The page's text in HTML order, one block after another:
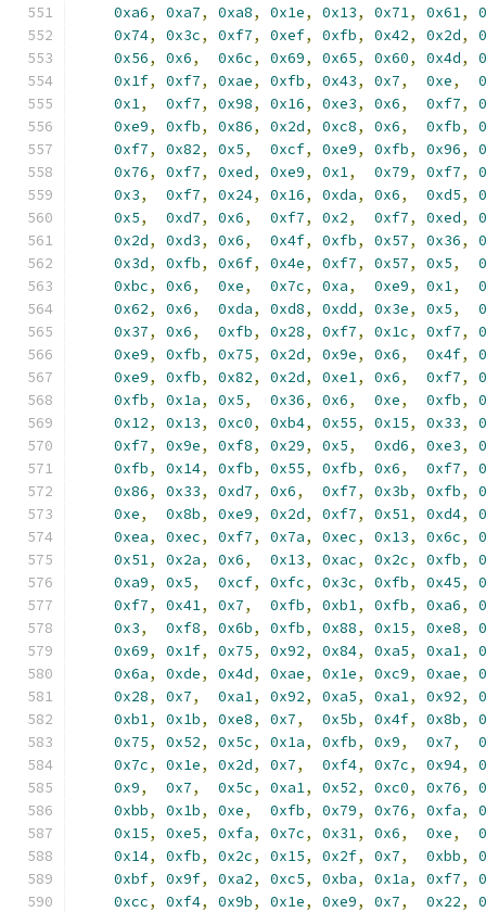
0xa6, 0xa7, 0xa8, 0x1e, 0x13, 0x71, 0x61,
0x74, 0x3c, 0xf7, 0xef, 0xfb, 0x42, 0x2d,
0x56, 0x6, 0x6c, 0x69, 0x65, 0x60, 0x4d,
0x1f, 0xf7, 0xae, 0xfb, 0x43, 0x7, 0xe,
0x1, 0xf7, 0x98, 0x16, 0xe3, 0x6, 0xf7,
0xe9, 0xfb, 0x86, 0x2d, 0xc8, 0x6, 0xfb,
0xf7, 0x82, 0x5, 0xcf, 0xe9, 0xfb, 0x96,
0x76, 0xf7, 0xed, 0xe9, 0x1, 0x79, 0xf7,
0x3, 0xf7, 0x24, 0x16, 0xda, 0x6, 0xd5,
0x5, 0xd7, 0x6, 0xf7, 0x2, 0xf7, 0xed,
0x2d, 0xd3, 0x6, 0x4f, 0xfb, 0x57, 0x36,
0x3d, 0xfb, 0x6f, 0x4e, 0xf7, 0x57, 0x5,
0xbc, 0x6, 0xe, 0x7c, 0xa, 0xe9, 0x1,
0x62, 0x6, 0xda, 0xd8, 0xdd, 0x3e, 0x5,
0x37, 0x6, 0xfb, 0x28, 0xf7, 0x1c, 0xf7,
0xe9, 0xfb, 0x75, 0x2d, 0x9e, 0x6, 0x4f,
0xe9, 0xfb, 0x82, 0x2d, 0xe1, 0x6, 0xf7,
0xfb, 0x1a, 0x5, 0x36, 0x6, 0xe, 0xfb,
0x12, 0x13, 0xc0, 0xb4, 0x55, 0x15, 0x33,
0xf7, 0x9e, 0xf8, 0x29, 0x5, 0xd6, 0xe3,
0xfb, 0x14, 0xfb, 0x55, 0xfb, 0x6, 0xf7,
0x86, 0x33, 0xd7, 0x6, 0xf7, 0x3b, 0xfb,
0xe, 0x8b, 0xe9, 0x2d, 0xf7, 0x51, 0xd4,
0xea, 0xec, 0xf7, 0x7a, 0xec, 0x13, 0x6c,
0x51, 0x2a, 0x6, 0x13, 0xac, 0x2c, 0xfb,
0xa9, 0x5, 0xcf, 0xfc, 0x3c, 0xfb, 0x45,
0xf7, 0x41, 0x7, 0xfb, 0xb1, 0xfb, 0xa6,
0x3, 0xf8, 0x6b, 0xfb, 0x88, 0x15, 0xe8,
0x69, 0x1f, 0x75, 0x92, 0x84, 0xa5, 0xa1,
0x6a, 0xde, 0x4d, 0xae, 0x1e, 0xc9, 0xae,
0x28, 0x7, 0xa1, 0x92, 0xa5, 0xa1, 0x92,
0xb1, 0x1b, 0xe8, 0x7, 0x5b, 0x4f, 0x8b,
0x75, 0x52, 0x5c, 0x1a, 0xfb, 0x9, 0x7,
0x7c, 0x1e, 0x2d, 0x7, 0xf4, 0x7c, 0x94,
0x9, 0x7, 0x5c, 0xa1, 0x52, 0xc0, 0x76,
0xbb, 0x1b, 0xe, 0xfb, 0x79, 0x76, 0xfa,
0x15, 0xe5, 0xfa, 0x7c, 0x31, 0x6, 0xe,
0x14, 0xfb, 0x2c, 0x15, 0x2f, 0x7, 0xbb,
0xbf, 0x9f, 0xa2, 0xc5, 0xba, 0x1a, 0xf7,
0xcc, 0xf4, 0x9b, 0x1e, 0xe9, 0x7, 0x22,